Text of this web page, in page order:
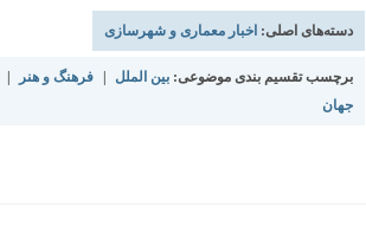
دسته‌های اصلی: اخبار معماری و شهرسازی
برچسب تقسیم بندی موضوعی: بین الملل فرهنگ و هنر
جهان